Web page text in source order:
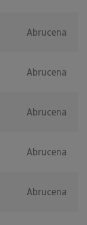
Abrucena
Abrucena
Abrucena
Abrucena
Abrucena